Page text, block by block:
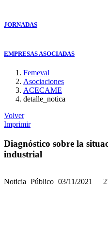
JORNADAS
EMPRESAS ASOCIADAS
Femeval
Asociaciones
ACECAME
detalle_notica
Volver
Imprimir
Diagnóstico sobre la
industrial
Noticia Público 03/11/2021